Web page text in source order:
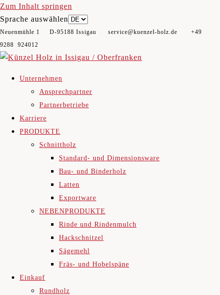
Zum Inhalt springen
Sprache auswählen
Neuenmühle 1 D-95188 Issigau​ service@kuenzel-holz.de +49
9288 924012
Unternehmen
Ansprechpartner
Partnerbetriebe
Karriere
PRODUKTE
Schnittholz
Standard- und Dimensionsware
Bau- und Binderholz
Latten
Exportware
NEBENPRODUKTE
Rinde und Rindenmulch
Hackschnitzel
Sägemehl
Fräs- und Hobelspäne
Einkauf
Rundholz